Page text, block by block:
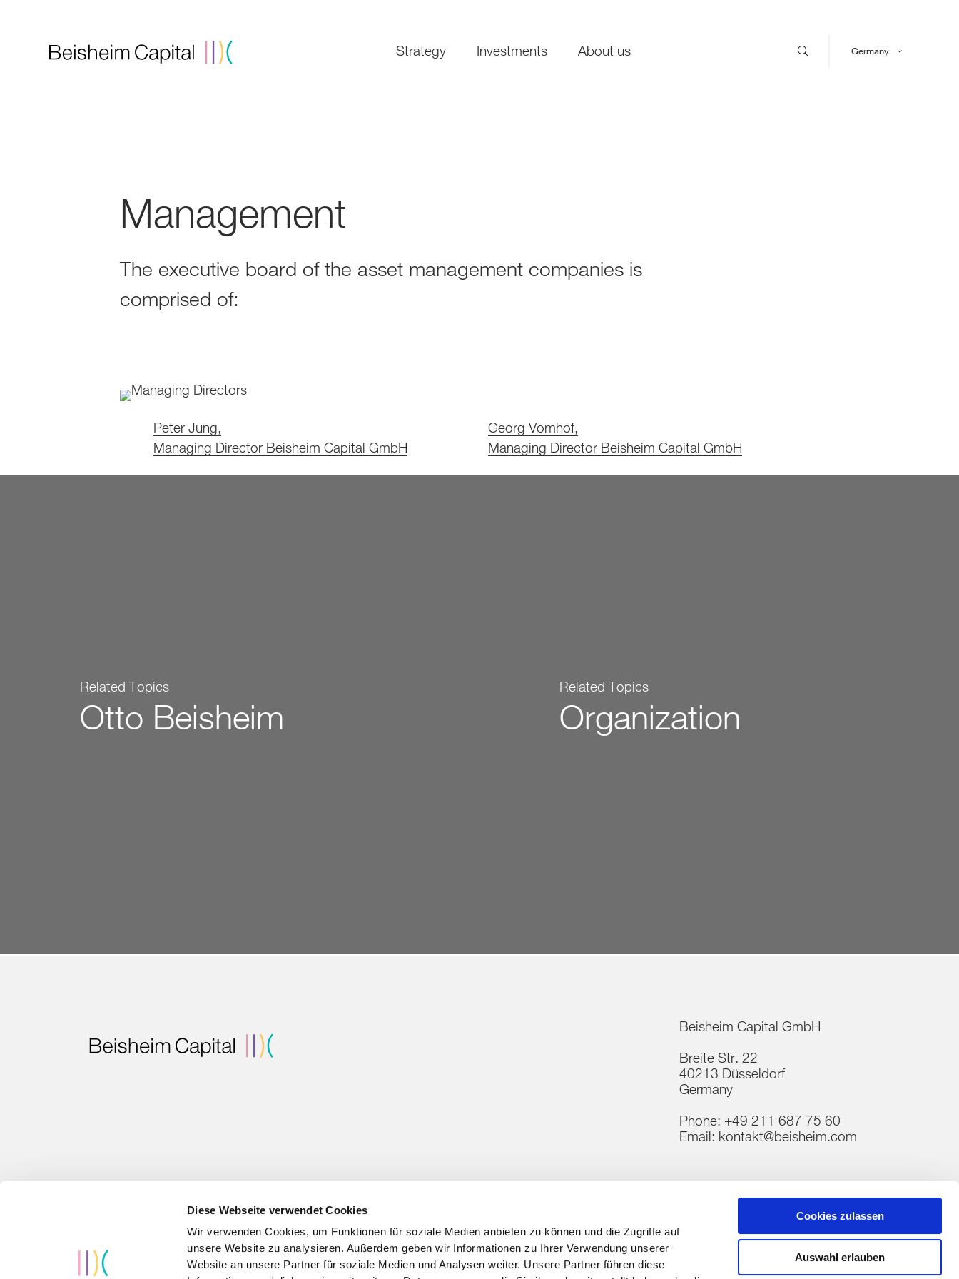
Diese Webseite verwendet Cookies
Wir verwenden Cookies, um Funktionen für soziale Medien anbieten zu können und die Zugriffe auf
unsere Website zu analysieren. Außerdem geben wir Informationen zu Ihrer Verwendung unserer
Website an unsere Partner für soziale Medien und Analysen weiter. Unsere Partner führen diese
Cookies zulassen
Auswahl erlauben
Strategy Investments About us Germany
Management
The executive board of the asset management companies is
comprised of:
Peter Jung,
Managing Director Beisheim Capital GmbH
Georg Vomhof,
Managing Director Beisheim Capital GmbH
Related Topics
Otto Beisheim
Related Topics
Organization
Beisheim Capital GmbH
Breite Str. 22
40213 Düsseldorf
Germany
Phone: +49 211 687 75 60
Email: kontakt@beisheim.com